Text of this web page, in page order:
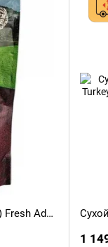
Сухой корм Carnilove (Карнилав) Fresh Adult для взрослых кошек для выведения шерсти с уткой и фазаном, 400 г
1